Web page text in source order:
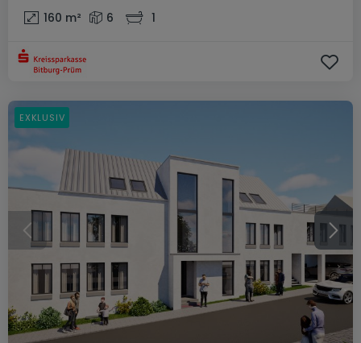
160 m² 6 1
EXKLUSIV